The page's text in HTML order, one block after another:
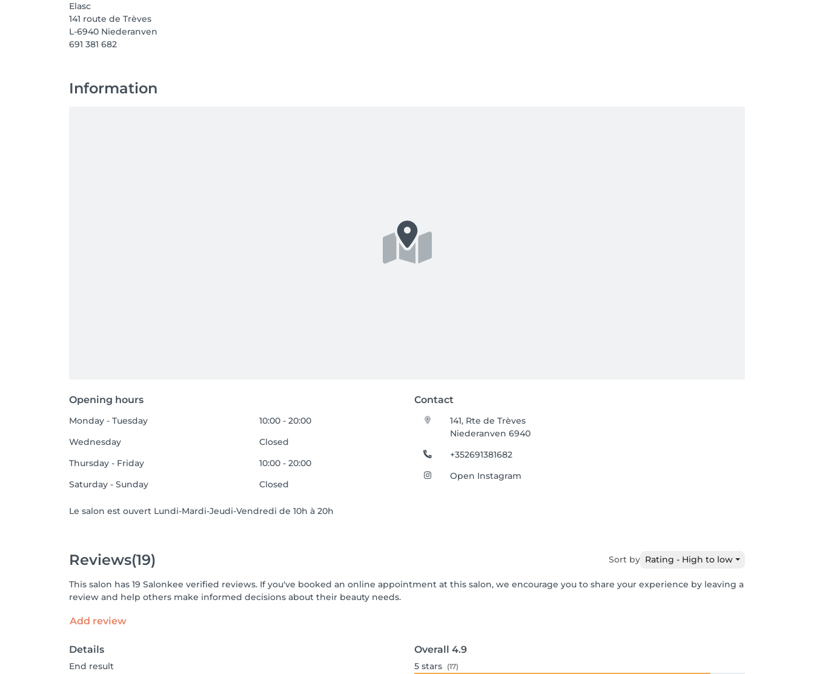
Elasc
141 route de Trèves
L-6940 Niederanven
691 381 682
Information
Opening hours Contact
Monday - Tuesday
10:00 - 20:00
Wednesday
Closed
Thursday - Friday
10:00 - 20:00
Saturday - Sunday
Closed
Le salon est ouvert Lundi-Mardi-Jeudi-Vendredi de 10h à 20h
141, Rte de Trèves
Niederanven 6940
+352691381682
Open Instagram
Reviews(19) Sort by Rating - High to low
This salon has 19 Salonkee verified reviews. If you've booked an online appointment at this salon, we encourage you to share your experience by leaving a
review and help others make informed decisions about their beauty needs.
Add review
Details
End result
Overall 4.9
5 stars (17)